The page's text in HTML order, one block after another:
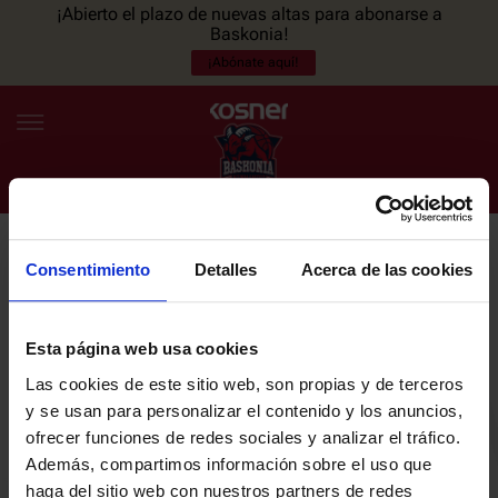
Consentimiento Detalles Acerca de las cookies
Esta página web usa cookies
Las cookies de este sitio web, son propias y de terceros
y se usan para personalizar el contenido y los anuncios,
ofrecer funciones de redes sociales y analizar el tráfico.
Además, compartimos información sobre el uso que
haga del sitio web con nuestros partners de redes
¡Abierto el plazo de nuevas altas para abonarse a
Baskonia!
¡Abónate aquí!
ES EU
NOTICIAS
PLANTILLA
ENTRADAS
NEWSLETTER
últimas noticias y promociones del club.
Email
He leído y acepto laPolítica de privacidaddel SASKI BASKONIA